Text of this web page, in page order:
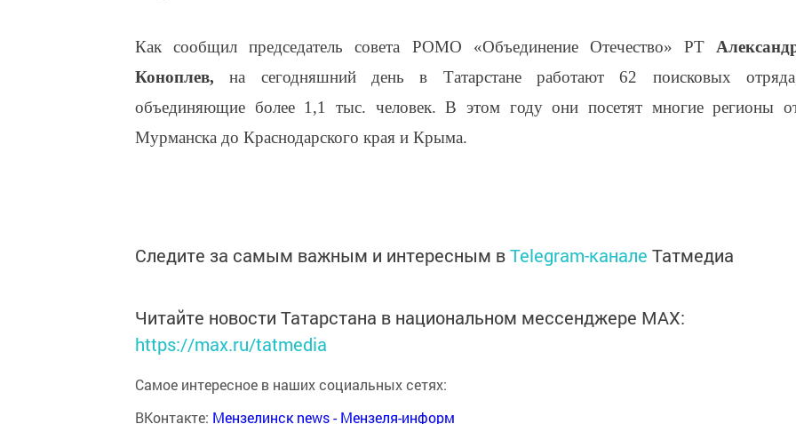
Как сообщил председатель совета РОМО «Объединение Отечество» РТ
Коноплев,на сегодняшний день в Татарстане работают 62 поисковых
объединяющие более 1,1 тыс. человек. В этом году они посетят многие регионы
Мурманска до Краснодарского края и Крыма.
Следите за самым важным и интересным вTelegram-канале Татмедиа
Читайте новости Татарстана в национальном мессенджере MАХ:
https://max.ru/tatmedia
Самое интересное в наших социальных сетях:
ВКонтакте: Мензелинск news - Мензеля-информ